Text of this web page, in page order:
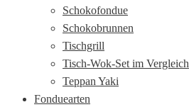
Schokofondue
Schokobrunnen
Tischgrill
Tisch-Wok-Set im Vergleich
Teppan Yaki
Fonduearten